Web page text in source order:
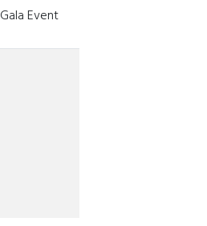
Gala Event